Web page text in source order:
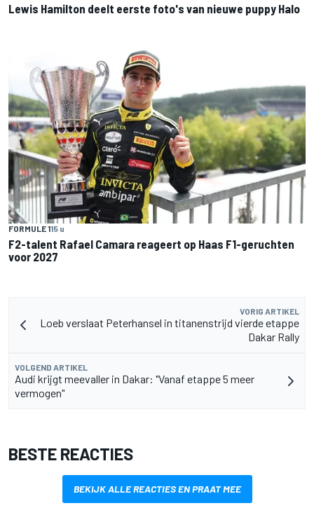
Lewis Hamilton deelt eerste foto's van nieuwe puppy Halo
FORMULE 115 u
F2-talent Rafael Camara reageert op Haas F1-geruchten
voor 2027
VORIG ARTIKEL
Loeb verslaat Peterhansel in titanenstrijd vierde etappe
Dakar Rally
VOLGEND ARTIKEL
Audi krijgt meevaller in Dakar: "Vanaf etappe 5 meer
vermogen"
BESTE REACTIES
BEKIJK ALLE REACTIES EN PRAAT MEE